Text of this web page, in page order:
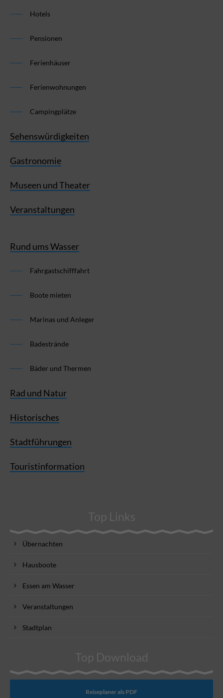
Hotels
Pensionen
Ferienhäuser
Ferienwohnungen
Campingplätze
Sehenswürdigkeiten
Gastronomie
Museen und Theater
Veranstaltungen
Rund ums Wasser
Fahrgastschifffahrt
Boote mieten
Marinas und Anleger
Badestrände
Bäder und Thermen
Rad und Natur
Historisches
Stadtführungen
Touristinformation
Top Links
Übernachten
Hausboote
Essen am Wasser
Veranstaltungen
Stadtplan
Top Download
Reiseplaner als PDF